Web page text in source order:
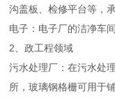
沟盖板、检修平台等，
电子：电子厂的洁净车
2、政工程领域
污水处理厂：在污水处
所，玻璃钢格栅可用于